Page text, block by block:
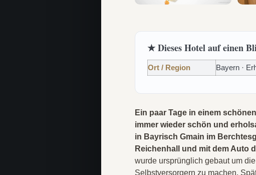
★ Dieses Hotel auf einen
Ort / Region Bayern ·
Ein paar Tage in einem
immer wieder schön und
in Bayrisch Gmain im
Reichenhall und mit dem Auto
wurde ursprünglich gebaut um
Selbstversorgern zu machen.